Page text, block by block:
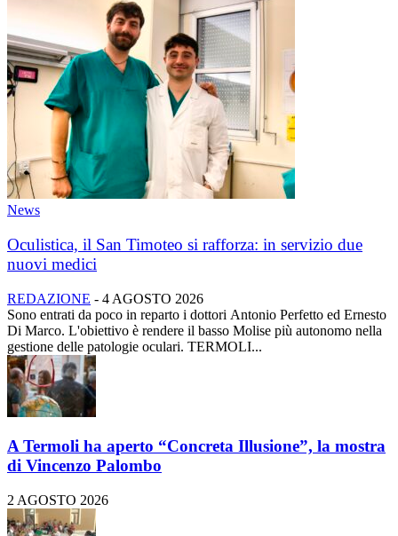
News
Oculistica, il San Timoteo si rafforza: in servizio due
nuovi medici
REDAZIONE - 4 AGOSTO 2026
Sono entrati da poco in reparto i dottori Antonio Perfetto ed Ernesto
Di Marco. L'obiettivo è rendere il basso Molise più autonomo nella
gestione delle patologie oculari. TERMOLI...
A Termoli ha aperto “Concreta Illusione”, la mostra
di Vincenzo Palombo
2 AGOSTO 2026